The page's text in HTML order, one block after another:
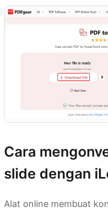
Cara
slide dengan
Alat online membuat